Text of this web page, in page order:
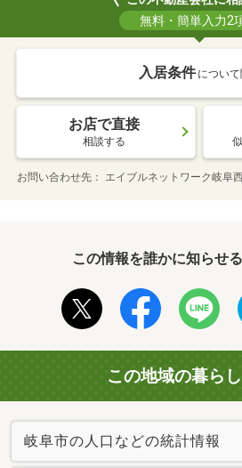
無料・簡単入力2
入居条件 について
お店で直接
相談する
お問い合わせ先 エイブルネットワーク岐阜
この情報を誰かに知らせ
この地域の暮ら
岐阜市の人口などの統計情報